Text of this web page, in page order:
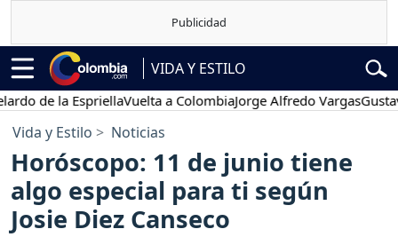
VIDA Y ESTILO
la EspriellaVuelta a ColombiaJorge Alfredo VargasGustavo
Vida y Estilo Noticias
Horóscopo: 11 de junio tiene
algo especial para ti según
Josie Diez Canseco